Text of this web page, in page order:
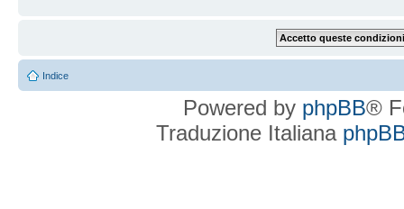
Indice
Powered by phpBB®
Traduzione Italiana